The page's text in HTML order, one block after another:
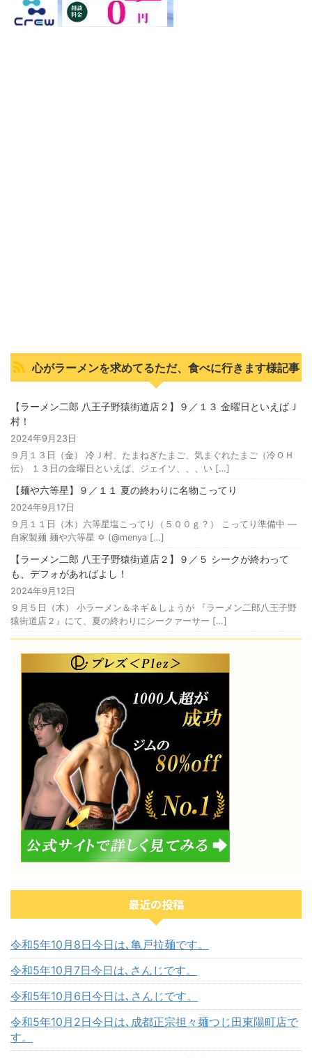
心がラーメンを求めてるただ、食べに行きます様記事
【ラーメン二郎 八王子野猿街道店２】９／１３ 金曜日といえばＪ
村！
2024年9月23日
９月１３日（金） 冷Ｊ村、たまねぎたまご、気まぐれたまご（冷ＯＨ
伝） １３日の金曜日といえば、ジェイソ、、、い […]
【麺や六等星】９／１１ 夏の終わりに名物こってり
2024年9月17日
９月１１日（木）六等星塩こってり（５００ｇ？） こってり準備中 —
自家製麺 麺や六等星 ✡️ (@menya […]
【ラーメン二郎 八王子野猿街道店２】９／５ シークが終わって
も、デフォがあればよし！
2024年9月12日
９月５日（木） 小ラーメン＆ネギ＆しょうが 『ラーメン二郎八王子野
猿街道店２』にて、夏の終わりにシークァーサー […]
最近の投稿
令和5年10月8日今日は､亀戸拉麺です。
令和5年10月7日今日は､さんじです。
令和5年10月6日今日は､さんじです。
令和5年10月2日今日は､成都正宗担々麺つじ田東陽町店で
す。